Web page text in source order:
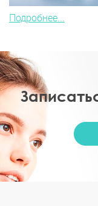
Подробнее...